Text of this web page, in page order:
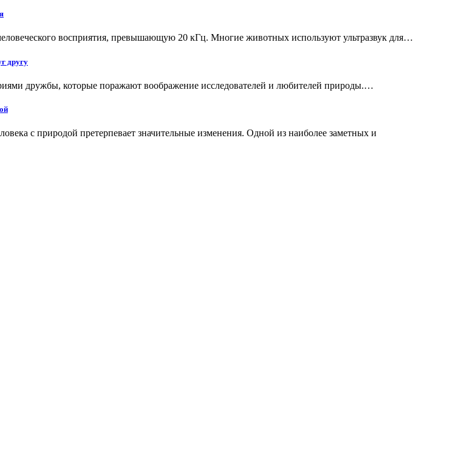
восприятия, превышающую 20 кГц. Многие животных используют ультразвук для…
другу
дружбы, которые поражают воображение исследователей и любителей природы.…
с природой претерпевает значительные изменения. Одной из наиболее заметных и